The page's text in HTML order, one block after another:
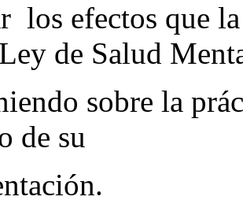
los efectos que
de Salud
sobre la
de su